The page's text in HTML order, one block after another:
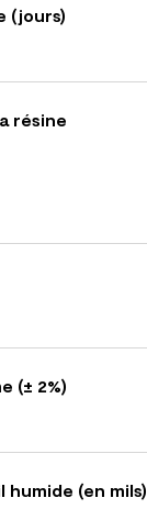
(jours)
résine
(± 2%)
humide (en mils)